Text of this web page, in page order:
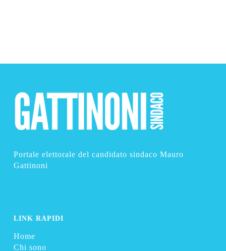
Portale elettorale del candidato sindaco Mauro
Gattinoni
LINK RAPIDI
Home
Chi sono